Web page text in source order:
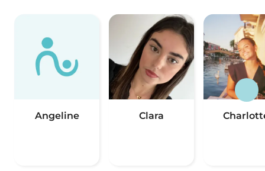
Angeline Clara